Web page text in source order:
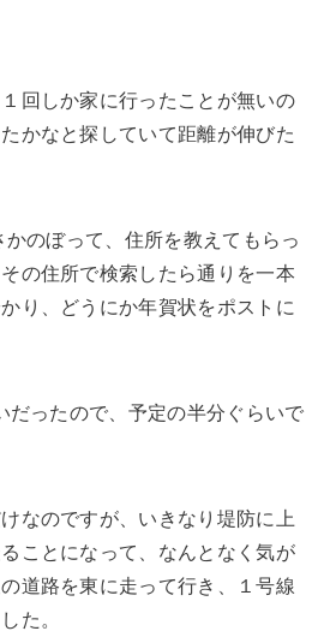
回しか家に行ったことが無いの
かなと探していて距離が伸びた
のぼって、住所を教えてもらっ
の住所で検索したら通りを一本
り、どうにか年賀状をポストに
だったので、予定の半分ぐらいで
なのですが、いきなり堤防に上
ことになって、なんとなく気が
道路を東に走って行き、１号線
た。